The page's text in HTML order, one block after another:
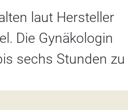
laut Hersteller
Die Gynäkologin
sechs Stunden zu